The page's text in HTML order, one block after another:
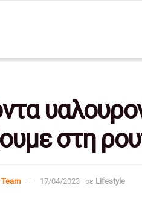
στη
17/04/2023 σε Lifestyle